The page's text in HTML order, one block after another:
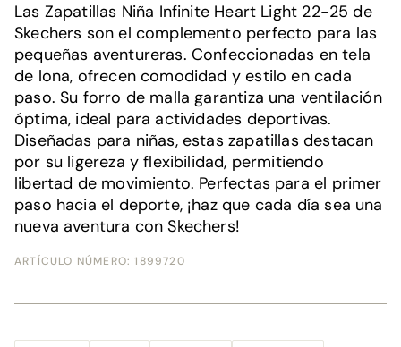
Las Zapatillas Niña Infinite Heart Light 22-25 de
Skechers son el complemento perfecto para las
pequeñas aventureras. Confeccionadas en tela
de lona, ofrecen comodidad y estilo en cada
paso. Su forro de malla garantiza una ventilación
óptima, ideal para actividades deportivas.
Diseñadas para niñas, estas zapatillas destacan
por su ligereza y flexibilidad, permitiendo
libertad de movimiento. Perfectas para el primer
paso hacia el deporte, ¡haz que cada día sea una
nueva aventura con Skechers!
ARTÍCULO NÚMERO: 1899720